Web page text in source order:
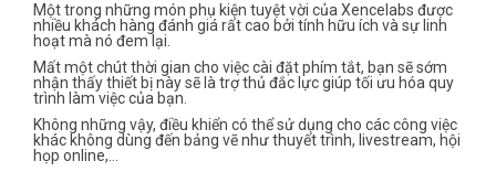
Một trong những món phụ kiện tuyệt vời của Xencelabs được
nhiều khách hàng đánh giá rất cao bởi tính hữu ích và sự linh
hoạt mà nó đem lại.
Mất một chút thời gian cho việc cài đặt phím tắt, bạn sẽ sớm
nhận thấy thiết bị này sẽ là trợ thủ đắc lực giúp tối ưu hóa quy
trình làm việc của bạn.
Không những vậy, điều khiển có thể sử dụng cho các công việc
khác không dùng đến bảng vẽ như thuyết trình, livestream, hội
họp online,…